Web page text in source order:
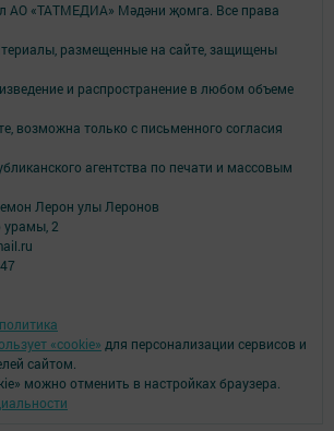
АО «ТАТМЕДИА» Мәдәни җомга. Все права
размещенные на сайте, защищены
и распространение в любом объеме
возможна только с письменного согласия
агентства по печати и массовым
Лерон улы Леронов
урамы, 2
«cookie» для персонализации сервисов и
сайтом.
можно отменить в настройках браузера.